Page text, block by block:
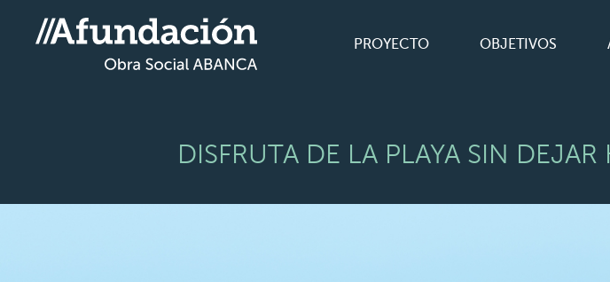
PROYECTO OBJETIVOS
DISFRUTA DE LA PLAYA SIN